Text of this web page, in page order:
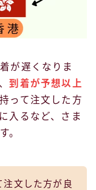
が遅くなりま
到着が予想以上
って注文した方
入るなど、さま
。
注文した方が良